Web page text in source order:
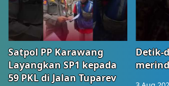
Satpol PP Karawang
Layangkan SP1 kepada
59 PKL di Jalan Tuparev
Detik-